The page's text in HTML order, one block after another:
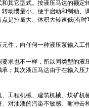
其它型式。按液压马达的额
动惯量小、便于启动和制动
是排量大、体积大转速低(有
件，向任何一种液压泵输入
求也不一样，所以同类型的
；其次液压马达由于在输入
工程机械、建筑机械、煤矿机
对油液的污染不敏感、耐冲